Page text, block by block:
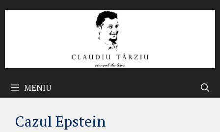
MENIU
Cazul Epstein